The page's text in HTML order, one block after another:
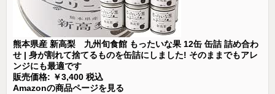
熊本県産 新高梨 九州旬食館 もったいな果 12缶 缶詰 詰め合わ
せ | 身が割れて捨てるものを缶詰にしました! そのままでもアレ
ンジにも最適です
販売価格: ￥3,400 税込
Amazonの商品ページを見る